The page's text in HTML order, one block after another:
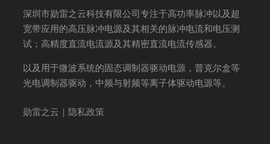
深圳市勋雷之云科技有限公司专注于高功率脉冲以及超
宽带应用的高压脉冲电源及其相关的脉冲电流和电压测
试；高精度直流电流源及其精密直流电流传感器。
以及用于微波系统的固态调制器驱动电源，普克尔盒等
光电调制器驱动，中频与射频等离子体驱动电源等。
勋雷之云｜隐私政策